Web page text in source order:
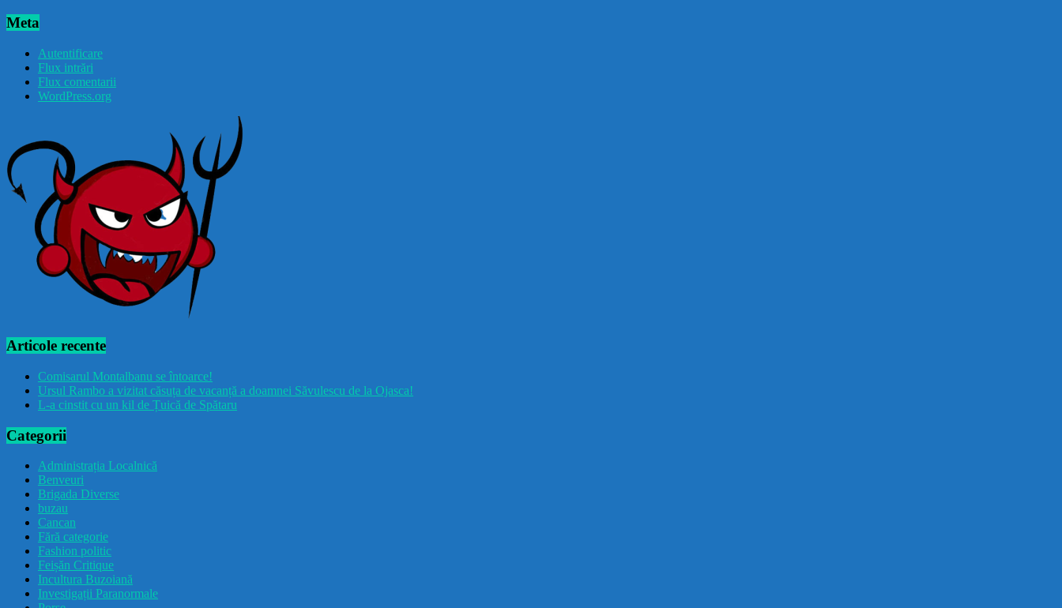
Meta
Autentificare
Flux intrări
Flux comentarii
WordPress.org
Articole recente
Comisarul Montalbanu se întoarce!
Ursul Rambo a vizitat căsuța de vacanță a doamnei Săvulescu de la Ojasca!
L-a cinstit cu un kil de Țuică de Spătaru
Categorii
Administrația Localnică
Benveuri
Brigada Diverse
buzau
Cancan
Fără categorie
Fashion politic
Feișăn Critique
Incultura Buzoiană
Investigații Paranormale